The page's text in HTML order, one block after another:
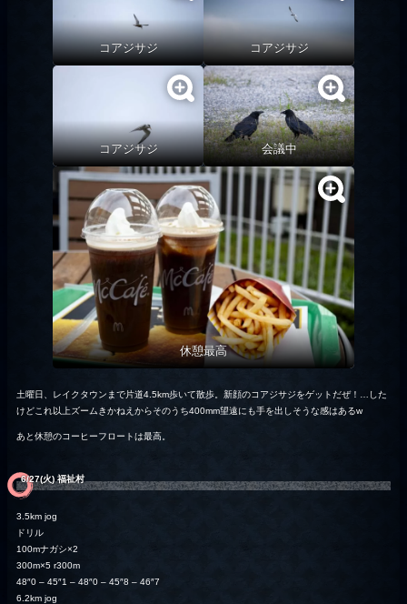
コアジサジ コアジサジ
コアジサジ 会議中
休憩最高
土曜日、レイクタウンまで片道4.5km歩いて散歩。新顔のコアジサジをゲットだぜ！…した
けどこれ以上ズームきかねえからそのうち400mm望遠にも手を出しそうな感はあるw
あと休憩のコーヒーフロートは最高。
6/27(火) 福祉村
3.5km jog
ドリル
100mナガシ×2
300m×5 r300m
48″0 – 45″1 – 48″0 – 45″8 – 46″7
6.2km jog